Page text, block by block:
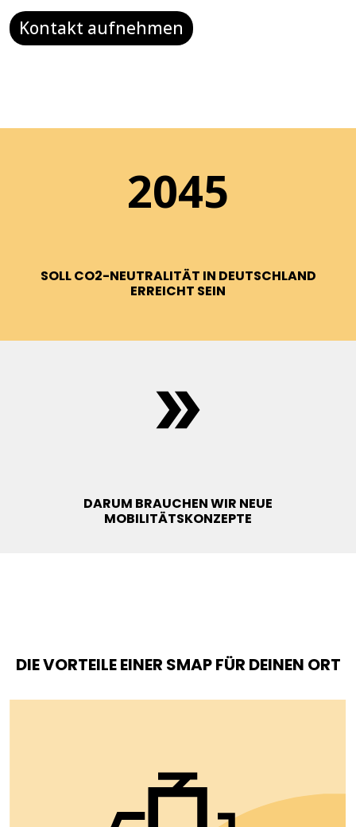
Kontakt aufnehmen
2045
SOLL CO2-NEUTRALITÄT IN DEUTSCHLAND
ERREICHT SEIN
DARUM BRAUCHEN WIR NEUE
MOBILITÄTSKONZEPTE
DIE VORTEILE EINER SMAP FÜR DEINEN ORT